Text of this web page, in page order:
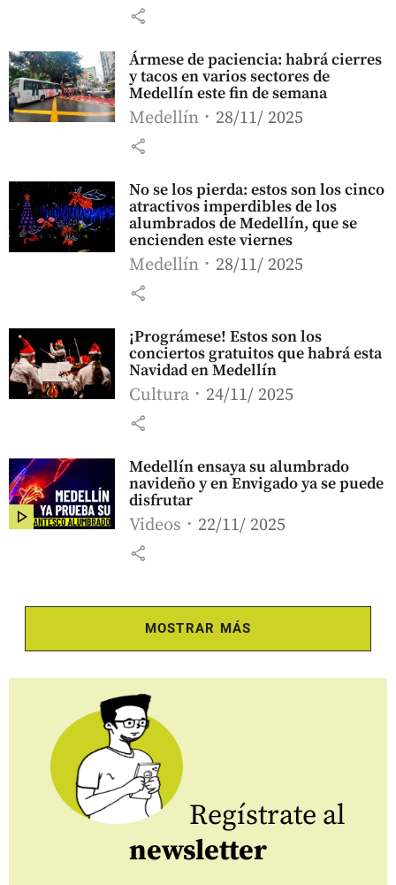
share
Ármese de paciencia: habrá cierres
y tacos en varios sectores de
Medellín este fin de semana
Medellín 28/11/ 2025
share
No se los pierda: estos son los cinco
atractivos imperdibles de los
alumbrados de Medellín, que se
encienden este viernes
Medellín 28/11/ 2025
share
¡Prográmese! Estos son los
conciertos gratuitos que habrá esta
Navidad en Medellín
Cultura 24/11/ 2025
share
Medellín ensaya su alumbrado
navideño y en Envigado ya se puede
disfrutar
Videos 22/11/ 2025
share
MOSTRAR MÁS
Regístrate al
newsletter